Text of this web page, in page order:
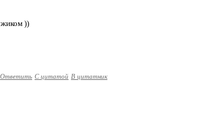
))
Ответить С цитатой В цитатник